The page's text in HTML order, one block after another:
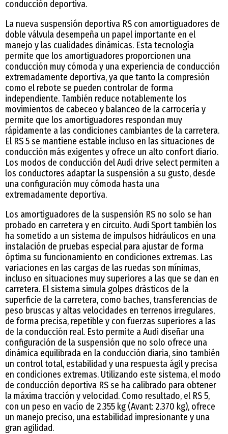
conducción deportiva.
La nueva suspensión deportiva RS con amortiguadores de
doble válvula desempeña un papel importante en el
manejo y las cualidades dinámicas. Esta tecnología
permite que los amortiguadores proporcionen una
conducción muy cómoda y una experiencia de conducción
extremadamente deportiva, ya que tanto la compresión
como el rebote se pueden controlar de forma
independiente. También reduce notablemente los
movimientos de cabeceo y balanceo de la carrocería y
permite que los amortiguadores respondan muy
rápidamente a las condiciones cambiantes de la carretera.
El RS 5 se mantiene estable incluso en las situaciones de
conducción más exigentes y ofrece un alto confort diario.
Los modos de conducción del Audi drive select permiten a
los conductores adaptar la suspensión a su gusto, desde
una configuración muy cómoda hasta una
extremadamente deportiva.
Los amortiguadores de la suspensión RS no solo se han
probado en carretera y en circuito. Audi Sport también los
ha sometido a un sistema de impulsos hidráulicos en una
instalación de pruebas especial para ajustar de forma
óptima su funcionamiento en condiciones extremas. Las
variaciones en las cargas de las ruedas son mínimas,
incluso en situaciones muy superiores a las que se dan en
carretera. El sistema simula golpes drásticos de la
superficie de la carretera, como baches, transferencias de
peso bruscas y altas velocidades en terrenos irregulares,
de forma precisa, repetible y con fuerzas superiores a las
de la conducción real. Esto permite a Audi diseñar una
configuración de la suspensión que no solo ofrece una
dinámica equilibrada en la conducción diaria, sino también
un control total, estabilidad y una respuesta ágil y precisa
en condiciones extremas. Utilizando este sistema, el modo
de conducción deportiva RS se ha calibrado para obtener
la máxima tracción y velocidad. Como resultado, el RS 5,
con un peso en vacío de 2.355 kg (Avant: 2.370 kg), ofrece
un manejo preciso, una estabilidad impresionante y una
gran agilidad.